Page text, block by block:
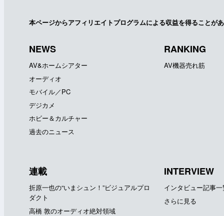
本ページからアフィリエイトプログラムによる収益を得ることが
NEWS
AV&ホームシアター
オーディオ
モバイル／PC
デジカメ
ホビー＆カルチャー
過去のニュース
RANKING
AV機器売れ筋
連載
折原一也の“いまシュン！”ビジュアルプロ
ダクト
高橋 敦のオーディオ絶対領域
INTERVIEW
インタビュー記事
さらに見る